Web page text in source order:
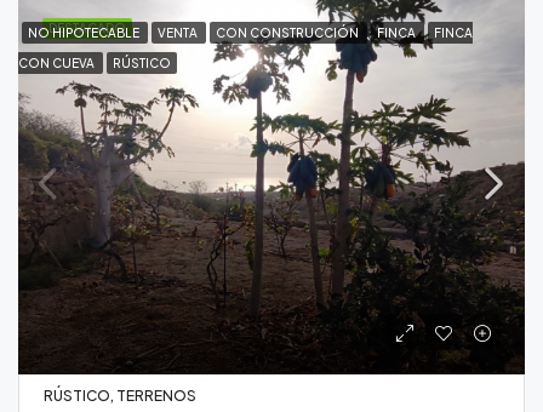
DESTACADO
NO HIPOTECABLE VENTA CON CONSTRUCCIÓN FINCA FINCA
CON CUEVA RÚSTICO
RÚSTICO, TERRENOS